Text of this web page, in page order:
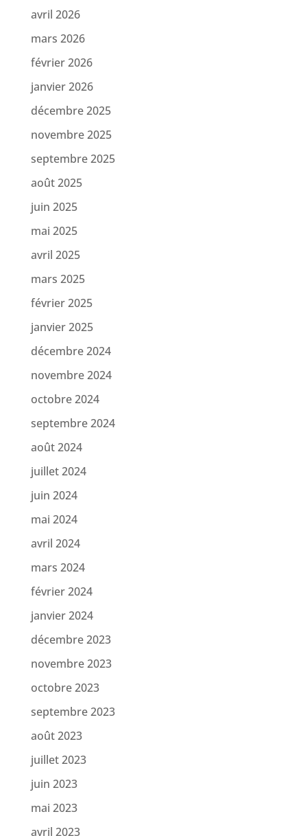
avril 2026
mars 2026
février 2026
janvier 2026
décembre 2025
novembre 2025
septembre 2025
août 2025
juin 2025
mai 2025
avril 2025
mars 2025
février 2025
janvier 2025
décembre 2024
novembre 2024
octobre 2024
septembre 2024
août 2024
juillet 2024
juin 2024
mai 2024
avril 2024
mars 2024
février 2024
janvier 2024
décembre 2023
novembre 2023
octobre 2023
septembre 2023
août 2023
juillet 2023
juin 2023
mai 2023
avril 2023